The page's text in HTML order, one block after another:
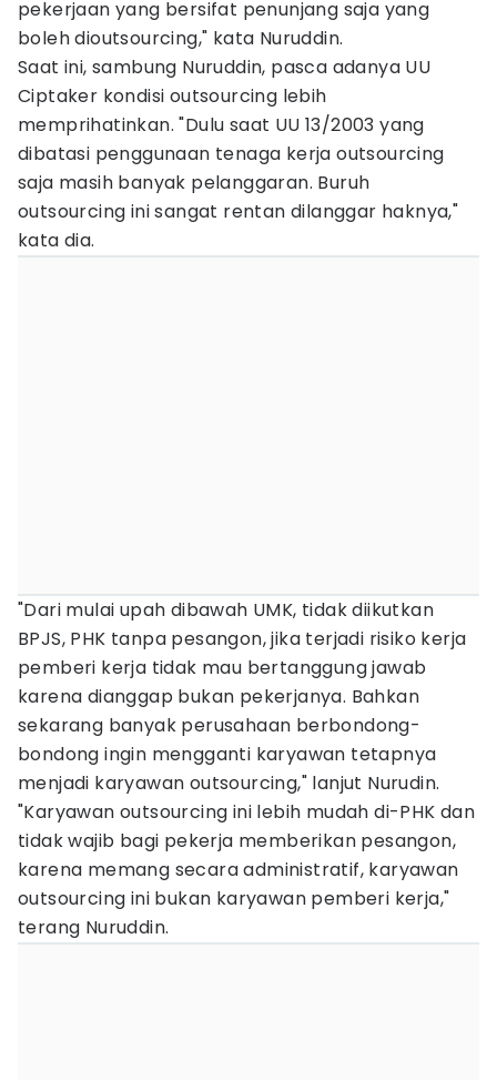
pekerjaan yang bersifat penunjang saja yang
boleh dioutsourcing," kata Nuruddin.
Saat ini, sambung Nuruddin, pasca adanya UU
Ciptaker kondisi outsourcing lebih
memprihatinkan. "Dulu saat UU 13/2003 yang
dibatasi penggunaan tenaga kerja outsourcing
saja masih banyak pelanggaran. Buruh
outsourcing ini sangat rentan dilanggar haknya,"
kata dia.
"Dari mulai upah dibawah UMK, tidak diikutkan
BPJS, PHK tanpa pesangon, jika terjadi risiko kerja
pemberi kerja tidak mau bertanggung jawab
karena dianggap bukan pekerjanya. Bahkan
sekarang banyak perusahaan berbondong-
bondong ingin mengganti karyawan tetapnya
menjadi karyawan outsourcing," lanjut Nurudin.
"Karyawan outsourcing ini lebih mudah di-PHK dan
tidak wajib bagi pekerja memberikan pesangon,
karena memang secara administratif, karyawan
outsourcing ini bukan karyawan pemberi kerja,"
terang Nuruddin.